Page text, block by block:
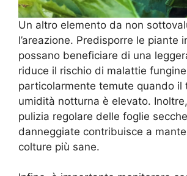
Un altro elemento da non
l’areazione. Predisporre le piante
possano beneficiare di una
riduce il rischio di malattie
particolarmente temute quando il
umidità notturna è elevato.
pulizia regolare delle foglie
danneggiate contribuisce a
colture più sane.